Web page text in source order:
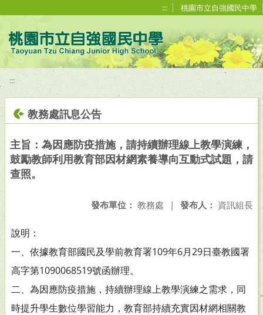
::: 桃園市立自強國民中學
:::
教務處訊息公告
主旨：為因應防疫措施，請持續辦理線上教學演練，
鼓勵教師利用教育部因材網素養導向互動式試題，請
查照。
發布人： 資訊組長
發布單位： 教務處 |
說明：
一、依據教育部國民及學前教育署109年6月29日臺教國署
高字第1090068519號函辦理。
二、為因應防疫措施，持續辦理線上教學演練之需求，同
時提升學生數位學習能力，教育部持續充實因材網相關教